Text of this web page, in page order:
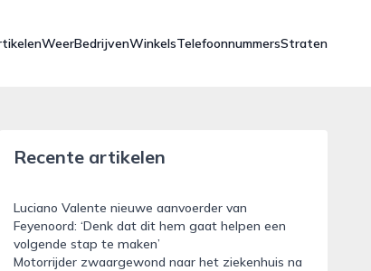
WeerBedrijvenWinkelsTelefoonnummersStraten
Recente artikelen
Luciano Valente nieuwe aanvoerder van
Feyenoord: ‘Denk dat dit hem gaat helpen een
volgende stap te maken’
Motorrijder zwaargewond naar het ziekenhuis na